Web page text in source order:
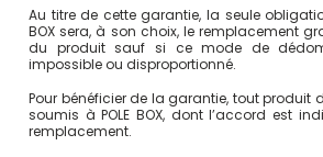
Au titre de cette garantie, la seule
BOX sera, à son choix, le remplacement
du produit sauf si ce mode de
impossible ou disproportionné.
Pour bénéficier de la garantie, tout produit
soumis à POLE BOX, dont l’accord est
remplacement.